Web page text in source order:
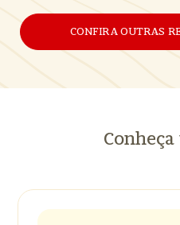
CONFIRA OUTRAS